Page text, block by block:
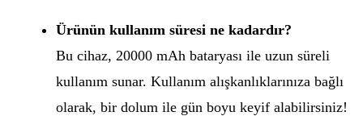
Ürünün kullanım süresi ne kadardır?
Bu cihaz, 20000 mAh bataryası ile uzun süreli
kullanım sunar. Kullanım alışkanlıklarınıza bağlı
olarak, bir dolum ile gün boyu keyif alabilirsiniz!